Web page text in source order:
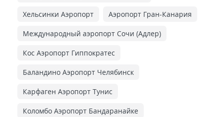
Хельсинки Аэропорт Аэропорт Гран-Канария
Международный аэропорт Сочи (Адлер)
Кос Аэропорт Гиппократес
Баландино Аэропорт Челябинск
Карфаген Аэропорт Тунис
Коломбо Аэропорт Бандаранайке